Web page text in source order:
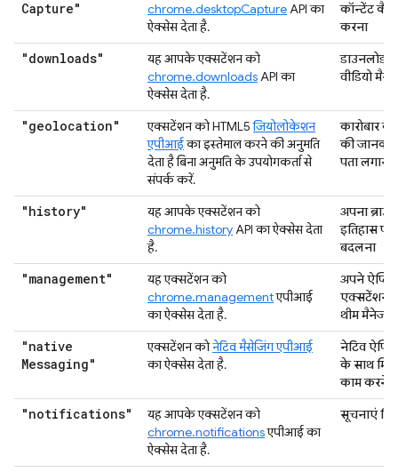
Capture" chrome.desktopCaptureAPI का
ऐक्सेस देता है.
कॉन्टेंट
करना
"downloads"
यह आपके एक्सटेंशन को
chrome.downloadsAPI का
ऐक्सेस देता है.
डाउनलोड
वीडियो
"geolocation" एक्सटेंशन को HTML5जियोलोकेशन
एपीआईका इस्तेमाल करने की अनुमति
देता है बिना अनुमति के उपयोगकर्ता से
संपर्क करें.
कारोबार
की
पता लगाना
"history"
यह आपके एक्सटेंशन को
chrome.historyAPI का ऐक्सेस देता
है.
अपना
इतिहास
बदलना
"management"
यह एक्सटेंशन को
chrome.managementएपीआई
का ऐक्सेस देता है.
अपने
एक्सटेंशन,
थीम मैनेज
"native
Messaging"
एक्सटेंशन कोनेटिव मैसेजिंग एपीआई
का ऐक्सेस देता है.
नेटिव
के साथ
काम करने
"notifications"
यह आपके एक्सटेंशन को
chrome.notificationsएपीआई का
ऐक्सेस देता है.
सूचनाएं